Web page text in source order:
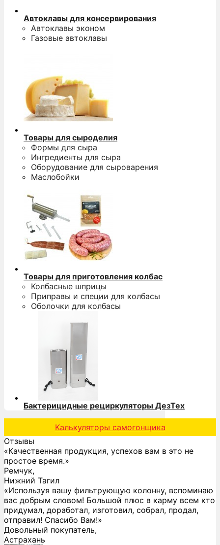
Автоклавы для консервирования
Автоклавы эконом
Газовые автоклавы
Товары для сыроделия
Формы для сыра
Ингредиенты для сыра
Оборудование для сыроварения
Маслобойки
Товары для приготовления колбас
Колбасные шприцы
Приправы и специи для колбасы
Оболочки для колбасы
Бактерицидные рециркуляторы ДезТех
Калькуляторы самогонщика
Отзывы
«Качественная продукция, успехов вам в это не
простое время.»
Ремчук,
Нижний Тагил
«Используя вашу фильтрующую колонну, вспоминаю
вас добрым словом! Большой плюс в карму всем кто
придумал, доработал, изготовил, собрал, продал,
отправил! Спасибо Вам!»
Довольный покупатель,
Астрахань